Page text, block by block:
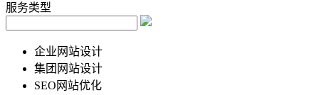
服务类型
企业网站设计
集团网站设计
SEO网站优化